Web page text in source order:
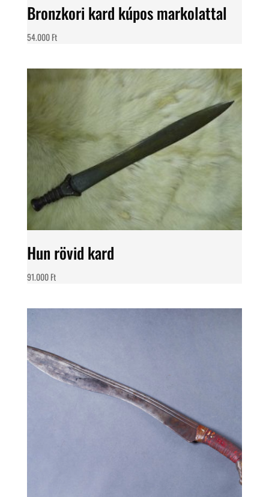
Bronzkori kard kúpos markolattal
54.000Ft
Hun rövid kard
91.000Ft